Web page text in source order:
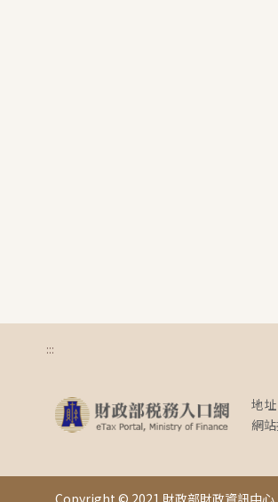
:::
地
網
Copyright © 2021 財政部財政資訊中心